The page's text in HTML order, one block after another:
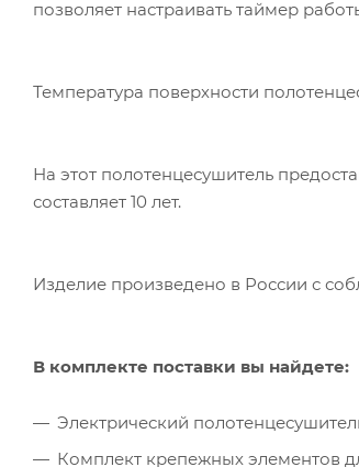
позволяет настраивать таймер
Температура поверхности
На этот полотенцесушитель
составляет 10 лет.
Изделие произведено в России с
В комплекте поставки вы найдете:
Электрический
Комплект крепежных элементов